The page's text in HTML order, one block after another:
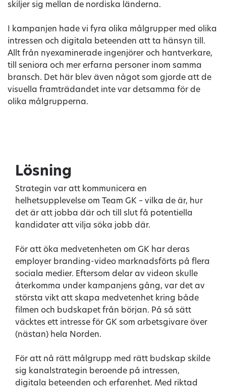
skiljer sig mellan de nordiska länderna.
I kampanjen hade vi fyra olika målgrupper med olika
intressen och digitala beteenden att ta hänsyn till.
Allt från nyexaminerade ingenjörer och hantverkare,
till seniora och mer erfarna personer inom samma
bransch. Det här blev även något som gjorde att de
visuella framträdandet inte var detsamma för de
olika målgrupperna.
Lösning
Strategin var att kommunicera en
helhetsupplevelse om Team GK – vilka de är, hur
det är att jobba där och till slut få potentiella
kandidater att vilja söka jobb där.
För att öka medvetenheten om GK har deras
employer branding-video marknadsförts på flera
sociala medier. Eftersom delar av videon skulle
återkomma under kampanjens gång, var det av
största vikt att skapa medvetenhet kring både
filmen och budskapet från början. På så sätt
väcktes ett intresse för GK som arbetsgivare över
(nästan) hela Norden.
För att nå rätt målgrupp med rätt budskap skilde
sig kanalstrategin beroende på intressen,
digitala beteenden och erfarenhet. Med riktad